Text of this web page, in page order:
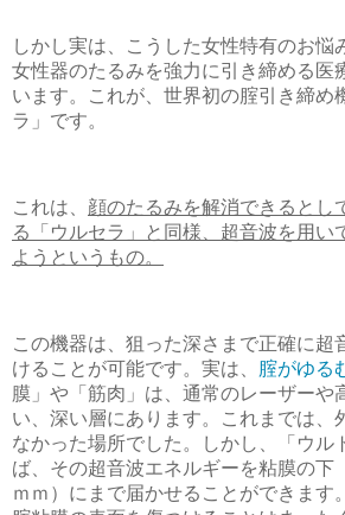
しかし実は、こうした女性特有のお悩
女性器のたるみを強力に引き締める医
います。これが、世界初の腟引き締め
ラ」です。
これは、 顔のたるみを解消できるとし
る「ウルセラ」と同様、超音波を用い
ようというもの。
この機器は、狙った深さまで正確に超
けることが可能です。実は、 腟がゆる
膜」や「筋肉」は、通常のレーザーや
い、深い層にあります。これまでは、
なかった場所でした。しかし、「ウル
ば、その超音波エネルギーを粘膜の下
ｍｍ）にまで届かせることができます